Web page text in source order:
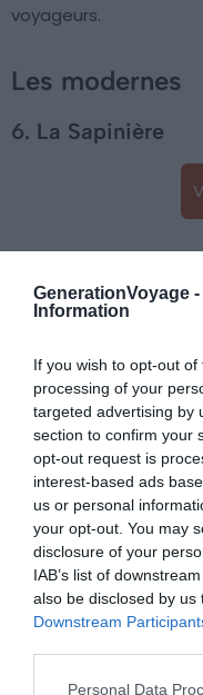
GenerationVoyage -
Information
If you wish to opt-out
processing of your
targeted advertising by
section to confirm your
opt-out request is
interest-based ads
us or personal
your opt-out. You may
disclosure of your
IAB’s list of
also be disclosed by
Downstream
Personal Data
voyageurs.
Les modernes
6. La Sapinière